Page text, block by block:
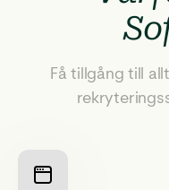
Få tillgång till